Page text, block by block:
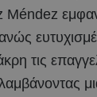
τις